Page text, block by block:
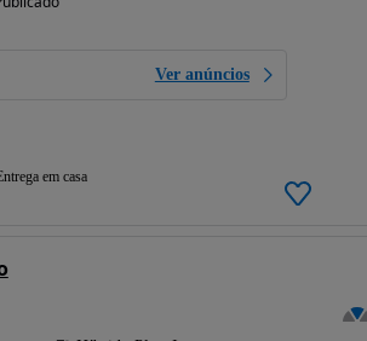
Ver anúncios
em casa